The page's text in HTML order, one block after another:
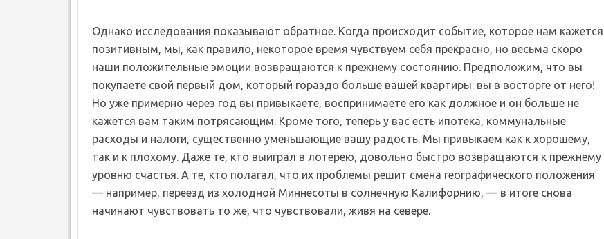
Однако исследования показывают обратное. Когда происходит событие, которое нам кажется
позитивным, мы, как правило, некоторое время чувствуем себя прекрасно, но весьма скоро
наши положительные эмоции возвращаются к прежнему состоянию. Предположим, что вы
покупаете свой первый дом, который гораздо больше вашей квартиры: вы в восторге от него!
Но уже примерно через год вы привыкаете, воспринимаете его как должное и он больше не
кажется вам таким потрясающим. Кроме того, теперь у вас есть ипотека, коммунальные
расходы и налоги, существенно уменьшающие вашу радость. Мы привыкаем как к хорошему,
так и к плохому. Даже те, кто выиграл в лотерею, довольно быстро возвращаются к прежнему
уровню счастья. А те, кто полагал, что их проблемы решит смена географического положения
— например, переезд из холодной Миннесоты в солнечную Калифорнию, — в итоге снова
начинают чувствовать то же, что чувствовали, живя на севере.